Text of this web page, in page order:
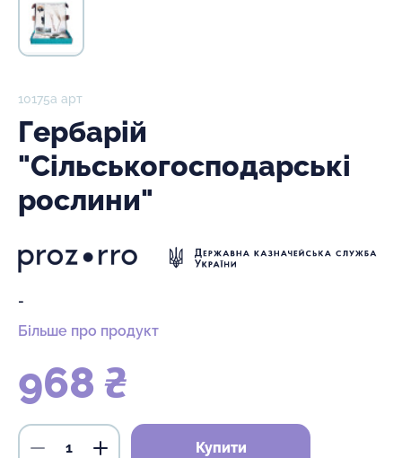
10175а арт
Гербарій
"Сільськогосподарські
рослини"
-
Більше про продукт
968 ₴
Купити